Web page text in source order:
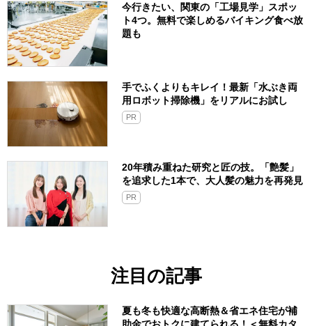
今行きたい、関東の「工場見学」スポッ
ト4つ。無料で楽しめるバイキング食べ放
題も
手でふくよりもキレイ！最新「水ぶき両
用ロボット掃除機」をリアルにお試し
PR
20年積み重ねた研究と匠の技。「艶髪」
を追求した1本で、大人髪の魅力を再発見
PR
注目の記事
夏も冬も快適な高断熱＆省エネ住宅が補
助金でおトクに建てられる！＜無料カタ